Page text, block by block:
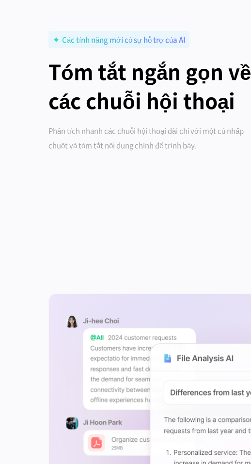
Các tính năng mới có sự hỗ trợ của AI
Tóm tắt ngắn gọn về
các chuỗi hội thoại
Phân tích nhanh các chuỗi hội thoại dài chỉ với một cú nhấp
chuột và tóm tắt nội dung chính để trình bày.